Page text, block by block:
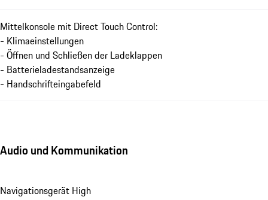
Mittelkonsole mit Direct Touch Control:
- Klimaeinstellungen
- Öffnen und Schließen der Ladeklappen
- Batterieladestandsanzeige
- Handschrifteingabefeld
Audio und Kommunikation
Navigationsgerät High